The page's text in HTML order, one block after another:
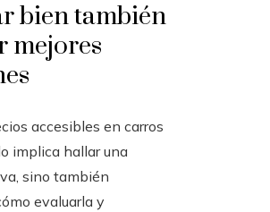
bien también
mejores
accesibles en carros
implica hallar una
sino también
evaluarla y